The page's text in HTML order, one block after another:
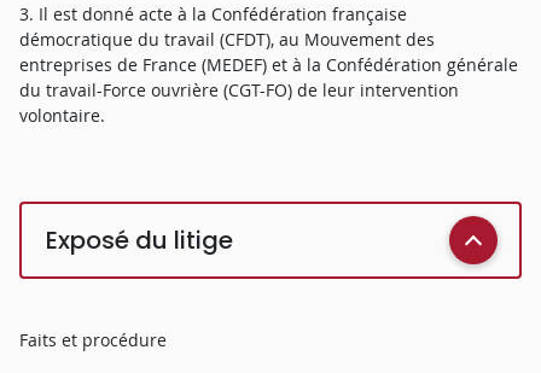
3. Il est donné acte à la Confédération française
démocratique du travail (CFDT), au Mouvement des
entreprises de France (MEDEF) et à la Confédération générale
du travail-Force ouvrière (CGT-FO) de leur intervention
volontaire.
Exposé du litige
Faits et procédure